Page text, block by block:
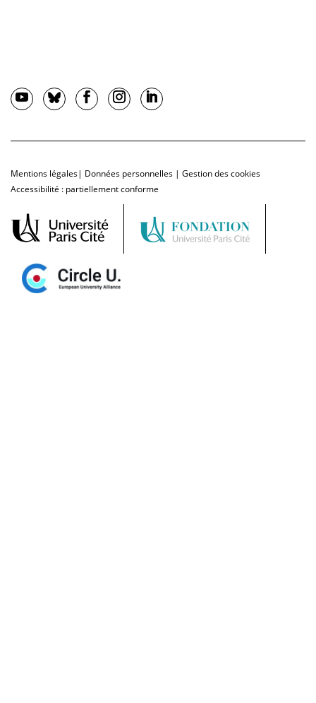
Mentions légales| Données personnelles | Gestion des cookies
Accessibilité : partiellement conforme